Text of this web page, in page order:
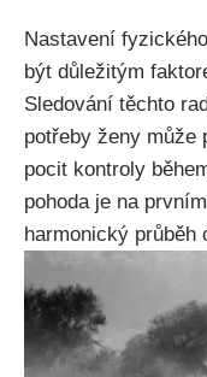
Nastavení
být důležitým
Sledování těchto
potřeby ​ženy může
pocit kontroly
pohoda je ⁣na
harmonický průběh